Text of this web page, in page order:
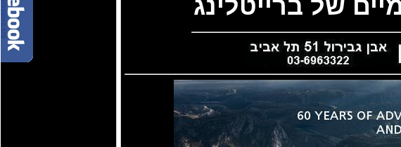
של ברייטלינג